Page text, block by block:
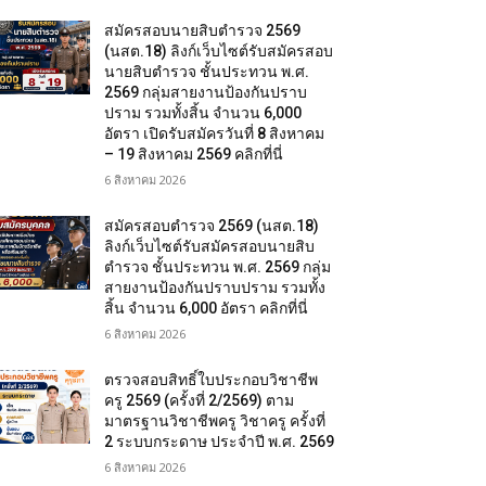
สมัครสอบนายสิบตำรวจ 2569
(นสต.18) ลิงก์เว็บไซต์รับสมัครสอบ
นายสิบตำรวจ ชั้นประทวน พ.ศ.
2569 กลุ่มสายงานป้องกันปราบ
ปราม รวมทั้งสิ้น จำนวน 6,000
อัตรา เปิดรับสมัครวันที่ 8 สิงหาคม
– 19 สิงหาคม 2569 คลิกที่นี่
6 สิงหาคม 2026
สมัครสอบตํารวจ 2569 (นสต.18)
ลิงก์เว็บไซต์รับสมัครสอบนายสิบ
ตำรวจ ชั้นประทวน พ.ศ. 2569 กลุ่ม
สายงานป้องกันปราบปราม รวมทั้ง
สิ้น จำนวน 6,000 อัตรา คลิกที่นี่
6 สิงหาคม 2026
ตรวจสอบสิทธิ์ใบประกอบวิชาชีพ
ครู 2569 (ครั้งที่ 2/2569) ตาม
มาตรฐานวิชาชีพครู วิชาครู ครั้งที่
2 ระบบกระดาษ ประจำปี พ.ศ. 2569
6 สิงหาคม 2026